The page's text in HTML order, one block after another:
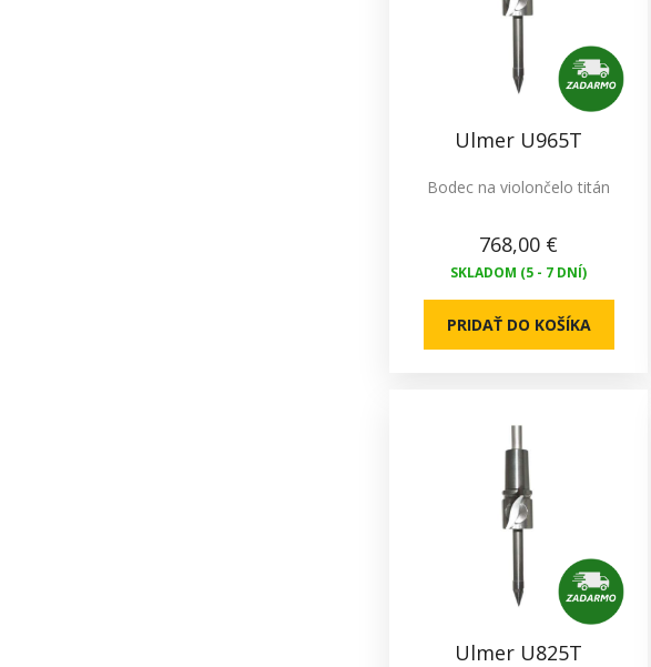
Ulmer U965T
Bodec na violončelo titán
768,00 €
SKLADOM (5 - 7 DNÍ)
PRIDAŤ DO KOŠÍKA
Ulmer U825T